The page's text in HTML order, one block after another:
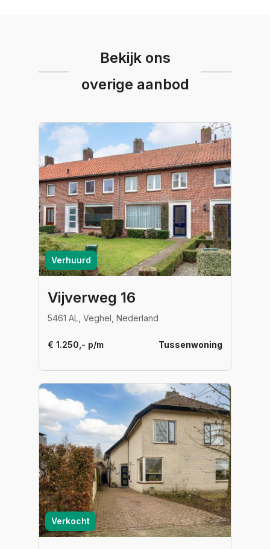
Bekijk ons
overige aanbod
Verhuurd
Vijverweg 16
5461 AL, Veghel, Nederland
€ 1.250,- p/m Tussenwoning
Verkocht